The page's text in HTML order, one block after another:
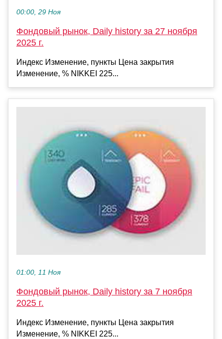
00:00, 29 Ноя
Фондовый рынок, Daily history за 27 ноября
2025 г.
Индекс Изменение, пункты Цена закрытия
Изменение, % NIKKEI 225...
01:00, 11 Ноя
Фондовый рынок, Daily history за 7 ноября
2025 г.
Индекс Изменение, пункты Цена закрытия
Изменение, % NIKKEI 225...